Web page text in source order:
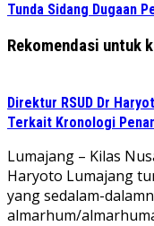
Tunda Sidang Dugaan
Rekomendasi untuk
Direktur RSUD Dr
Terkait Kronologi
Lumajang – Kilas
Haryoto Lumajang
yang sedalam-
almarhum/